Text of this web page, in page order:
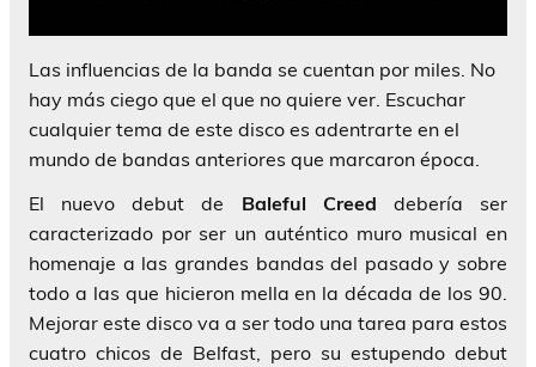
Las influencias de la banda se cuentan por miles. No
hay más ciego que el que no quiere ver. Escuchar
cualquier tema de este disco es adentrarte en el
mundo de bandas anteriores que marcaron época.
El nuevo debut de Baleful Creed debería ser
caracterizado por ser un auténtico muro musical en
homenaje a las grandes bandas del pasado y sobre
todo a las que hicieron mella en la década de los 90.
Mejorar este disco va a ser todo una tarea para estos
cuatro chicos de Belfast, pero su estupendo debut